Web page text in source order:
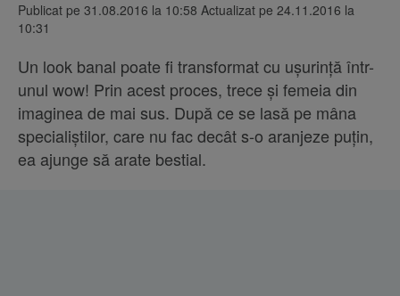
Publicat pe 31.08.2016 la 10:58 Actualizat pe 24.11.2016 la
10:31
Un look banal poate fi transformat cu ușurință într-
unul wow! Prin acest proces, trece și femeia din
imaginea de mai sus. După ce se lasă pe mâna
specialiștilor, care nu fac decât s-o aranjeze puțin,
ea ajunge să arate bestial.